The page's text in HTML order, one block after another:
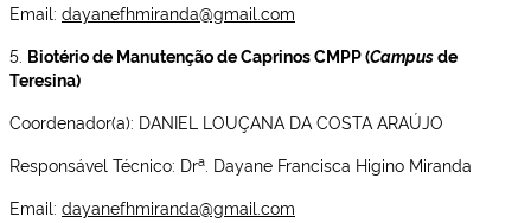
Email: dayanefhmiranda@gmail.com
5. Biotério de Manutenção de Caprinos CMPP (Campusde
Teresina)
Coordenador(a): DANIEL LOUÇANA DA COSTA ARAÚJO
Responsável Técnico: Dra . Dayane Francisca Higino Miranda
Email: dayanefhmiranda@gmail.com